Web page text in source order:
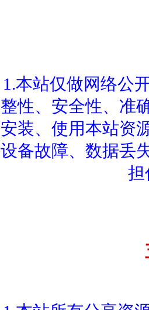
1.本站仅做网络公
整性、安全性、准
安装、使用本站资
设备故障、数据丢
担